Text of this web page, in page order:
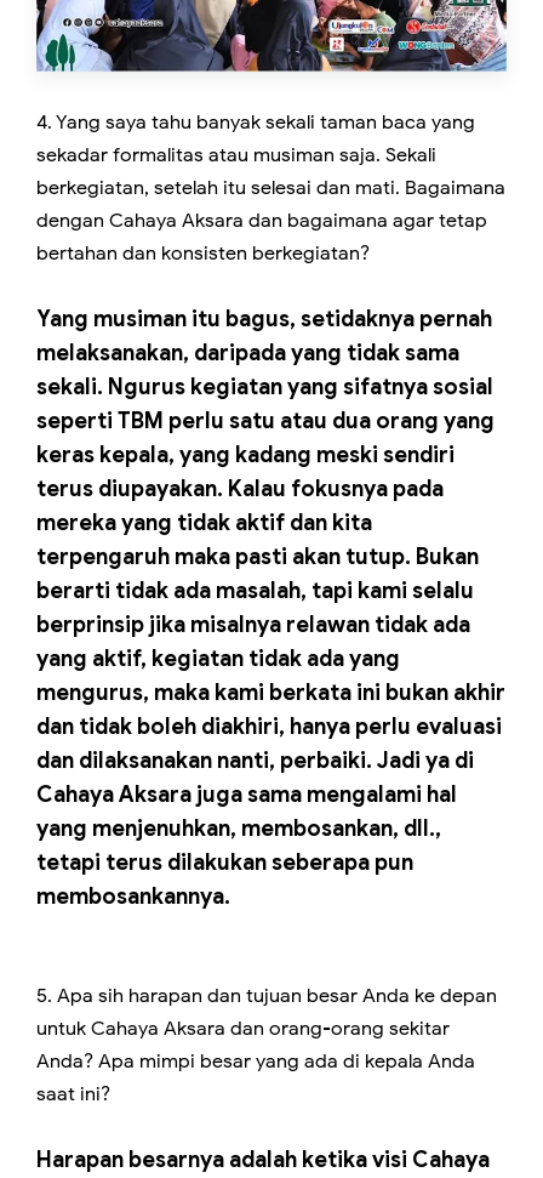
4. Yang saya tahu banyak sekali taman baca yang
sekadar formalitas atau musiman saja. Sekali
berkegiatan, setelah itu selesai dan mati. Bagaimana
dengan Cahaya Aksara dan bagaimana agar tetap
bertahan dan konsisten berkegiatan?
Yang musiman itu bagus, setidaknya pernah
melaksanakan, daripada yang tidak sama
sekali. Ngurus kegiatan yang sifatnya sosial
seperti TBM perlu satu atau dua orang yang
keras kepala, yang kadang meski sendiri
terus diupayakan. Kalau fokusnya pada
mereka yang tidak aktif dan kita
terpengaruh maka pasti akan tutup. Bukan
berarti tidak ada masalah, tapi kami selalu
berprinsip jika misalnya relawan tidak ada
yang aktif, kegiatan tidak ada yang
mengurus, maka kami berkata ini bukan akhir
dan tidak boleh diakhiri, hanya perlu evaluasi
dan dilaksanakan nanti, perbaiki. Jadi ya di
Cahaya Aksara juga sama mengalami hal
yang menjenuhkan, membosankan, dll.,
tetapi terus dilakukan seberapa pun
membosankannya.
5. Apa sih harapan dan tujuan besar Anda ke depan
untuk Cahaya Aksara dan orang-orang sekitar
Anda? Apa mimpi besar yang ada di kepala Anda
saat ini?
Harapan besarnya adalah ketika visi Cahaya